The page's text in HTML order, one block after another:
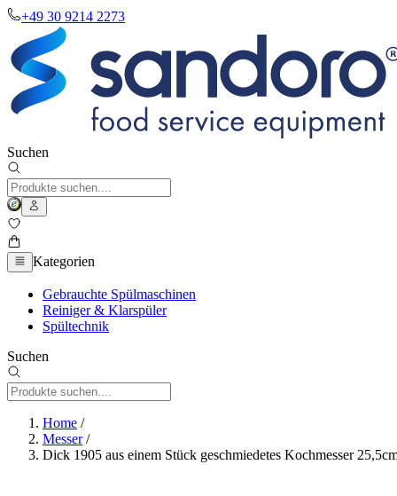
+49 30 9214 2273
Suchen
Kategorien
Gebrauchte Spülmaschinen
Reiniger & Klarspüler
Spültechnik
Suchen
Home /
Messer/
Dick 1905 aus einem Stück geschmiedetes Kochmesser